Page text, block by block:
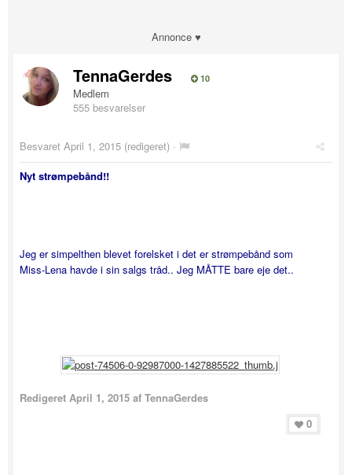
Annonce ♥
TennaGerdes 10
Medlem
555 besvarelser
Besvaret April 1, 2015 (redigeret) ·
Nyt strømpebånd!!
Jeg er simpelthen blevet forelsket i det er strømpebånd som
Miss-Lena havde i sin salgs tråd.. Jeg MÅTTE bare eje det..
Redigeret April 1, 2015 af TennaGerdes
0